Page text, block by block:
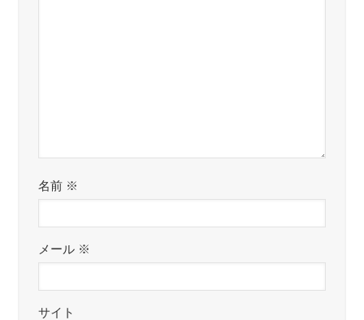
名前 ※
メール ※
サイト